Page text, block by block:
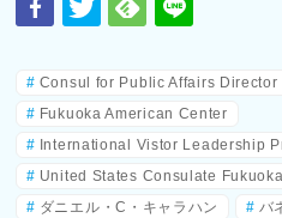
Consul for Public Affairs Director
Fukuoka American Center
International Vistor Leadership
United States Consulate Fukuoka
ダニエル・C・キャラハン
バ